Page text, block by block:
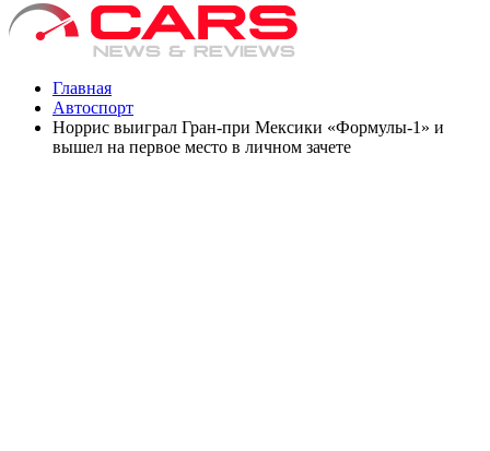
Главная
Автоспорт
Норрис выиграл Гран‑при Мексики «Формулы‑1» и
вышел на первое место в личном зачете